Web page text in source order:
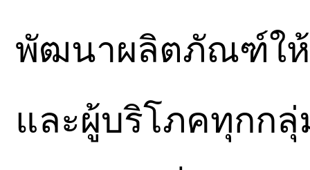
พัฒนาผลิตภัณฑ์ให้
และผู้บริโภคทุกก